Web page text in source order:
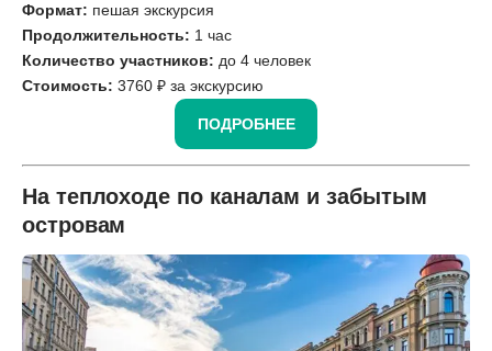
Формат: пешая экскурсия
Продолжительность: 1 час
Количество участников: до 4 человек
Стоимость: 3760 ₽ за экскурсию
ПОДРОБНЕЕ
На теплоходе по каналам и забытым
островам